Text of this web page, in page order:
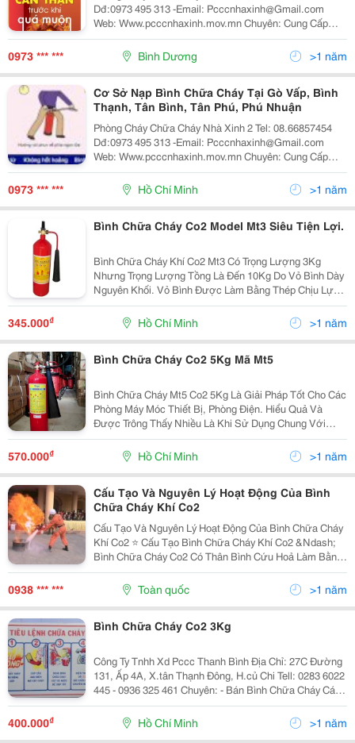
Dđ:0973 495 313 -Email: Pcccnhaxinh@Gmail.com
Web: Www.pcccnhaxinh.mov.mn Chuyên: Cung Cấp
Các Loại Bình Chữa Cháy-Bình Chữa Cháy Bột-Bình
Chữa Cháy Co2: Mt3 Mt5-Bình Chữa Cháy Xe Đẩy Mt35,
0973 *** *** Bình Dương >1 năm
Cơ Sở Nạp Bình Chữa Cháy Tại Gò Vấp, Bình
Thạnh, Tân Bình, Tân Phú, Phú Nhuận
Phòng Cháy Chữa Cháy Nhà Xinh 2 Tel: 08.66857454
Dđ:0973 495 313 -Email: Pcccnhaxinh@Gmail.com
Web: Www.pcccnhaxinh.mov.mn Chuyên: Cung Cấp
Các Loại Bình Chữa Cháy-Bình Chữa Cháy Bột-Bình
Chữa Cháy Co2: Mt3 Mt5-Bình Chữa Cháy Xe Đẩy Mt35,
0973 *** *** Hồ Chí Minh >1 năm
Bình Chữa Cháy Co2 Model Mt3 Siêu Tiện Lợi.
Bình Chữa Cháy Khí Co2 Mt3 Có Trọng Lượng 3Kg
Nhưng Trọng Lượng Tồng Là Đến 10Kg Do Vỏ Bình Dày
Nguyên Khối. Vỏ Bình Được Làm Bằng Thép Chịu Lực
Cao, Có Dạng Hình Trụ, Chịu Lực Cao, Sơn Màu Đỏ.
Phía Trên Miệng Bình Có Gắn Cụm Van . Một Đầu Vòi
345.000₫ Hồ Chí Minh >1 năm
Bình Chữa Cháy Co2 5Kg Mã Mt5
Bình Chữa Cháy Mt5 Co2 5Kg Là Giải Pháp Tốt Cho Các
Phòng Máy Móc Thiết Bị, Phòng Điện. Hiểu Quả Và
Được Trông Thấy Nhiều Là Khi Sử Dụng Chung Với
Bình Bột Mfz8. Tuy Nhiên Đây Lại Là Sản Phẩm Xách
Tay Có Trọng Lượng Nặng Với Tổng ~15.5Kg. Vì Vậy
570.000₫ Hồ Chí Minh >1 năm
Cấu Tạo Và Nguyên Lý Hoạt Động Của Bình
Chữa Cháy Khí Co2
Cấu Tạo Và Nguyên Lý Hoạt Động Của Bình Chữa Cháy
Khí Co2 ⭐ Cấu Tạo Bình Chữa Cháy Khí Co2 &Ndash;
Bình Chữa Cháy Co2 Có Thân Bình Cứu Hoả Làm Bằng
Thép Đúc, Hình Trụ Đứng Và Thường Thì Thân Bình
Được Sơn Màu Đỏ. &Ndash; Cụm Van Làm Bằng
0938 *** *** Toàn quốc >1 năm
Bình Chữa Cháy Co2 3Kg
Công Ty Tnhh Xd Pccc Thanh Bình Địa Chỉ: 27C Đường
131, Ấp 4A, X.tân Thạnh Đông, H.củ Chi Tell: 0283 6022
445 - 0936 325 461 Chuyên: - Bán Bình Chữa Cháy Các
Loại - Bán Các Thiệt Bị Pccc ( Nội Qui + Tiêu Lệnh Chữa
Cháy, Tủ Chữa Cháy, Vòi...
400.000₫ Hồ Chí Minh >1 năm